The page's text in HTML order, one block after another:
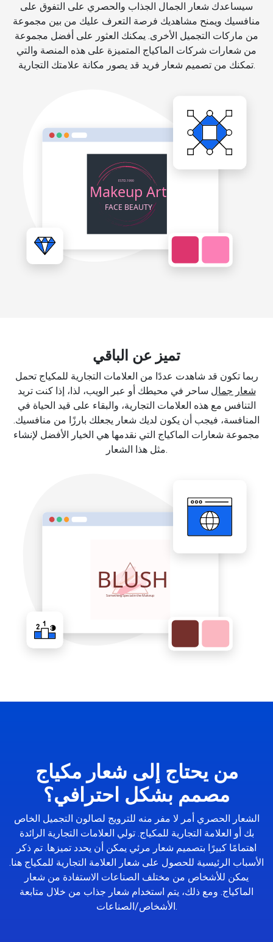
سيساعدك شعار الجمال الجذاب والحصري على التفوق على
منافسيك ويمنح مشاهديك فرصة التعرف عليك من بين مجموعة
من ماركات التجميل الأخرى. يمكنك العثور على أفضل مجموعة
من شعارات شركات الماكياج المتميزة على هذه المنصة والتي
تمكنك من تصميم شعار فريد قد يصور مكانة علامتك التجارية.
تميز عن الباقي
ربما تكون قد شاهدت عددًا من العلامات التجارية للمكياج تحمل
شعار جمال ساحر في محيطك أو عبر الويب، لذا، إذا كنت تريد
التنافس مع هذه العلامات التجارية، والبقاء على قيد الحياة في
المنافسة، فيجب أن يكون لديك شعار يجعلك بارزًا من منافسيك.
مجموعة شعارات الماكياج التي نقدمها هي الخيار الأفضل لإنشاء
مثل هذا الشعار.
من يحتاج إلى شعار مكياج
مصمم بشكل احترافي؟
الشعار الحصري أمر لا مفر منه للترويج لصالون التجميل الخاص
بك أو العلامة التجارية للمكياج. تولي العلامات التجارية الرائدة
اهتمامًا كبيرًا بتصميم شعار مرئي يمكن أن يحدد تميزها. تم ذكر
الأسباب الرئيسية للحصول على شعار العلامة التجارية للمكياج هنا.
يمكن للأشخاص من مختلف الصناعات الاستفادة من شعار
الماكياج. ومع ذلك، يتم استخدام شعار جذاب من خلال متابعة
الأشخاص/الصناعات.